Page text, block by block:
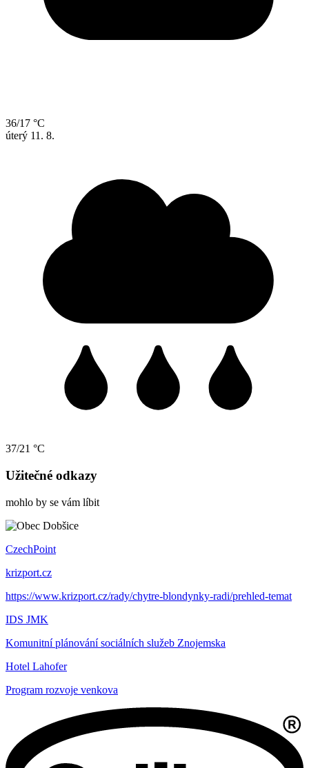
36/17 °C
úterý 11. 8.
37/21 °C
Užitečné odkazy
mohlo by se vám líbit
CzechPoint
krizport.cz
https://www.krizport.cz/rady/chytre-blondynky-radi/prehled-temat
IDS JMK
Komunitní plánování sociálních služeb Znojemska
Hotel Lahofer
Program rozvoje venkova